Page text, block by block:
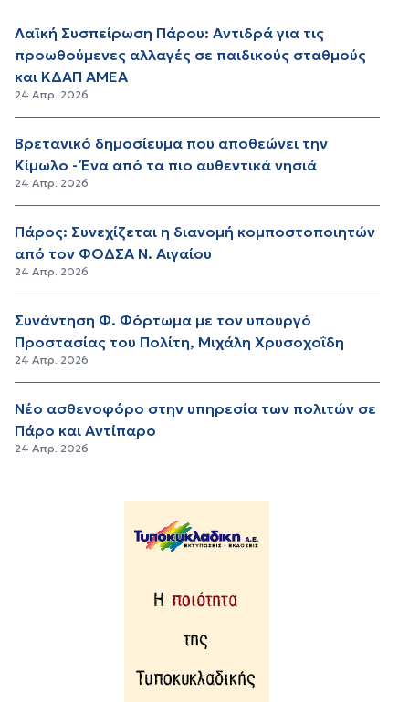
Λαϊκή Συσπείρωση Πάρου: Αντιδρά για τις
προωθούμενες αλλαγές σε παιδικούς σταθμούς
και ΚΔΑΠ ΑΜΕΑ
24 Απρ. 2026
Βρετανικό δημοσίευμα που αποθεώνει την
Κίμωλο - Ένα από τα πιο αυθεντικά νησιά
24 Απρ. 2026
Πάρος: Συνεχίζεται η διανομή κομποστοποιητών
από τον ΦΟΔΣΑ Ν. Αιγαίου
24 Απρ. 2026
Συνάντηση Φ. Φόρτωμα με τον υπουργό
Προστασίας του Πολίτη, Μιχάλη Χρυσοχοΐδη
24 Απρ. 2026
Νέο ασθενοφόρο στην υπηρεσία των πολιτών σε
Πάρο και Αντίπαρο
24 Απρ. 2026